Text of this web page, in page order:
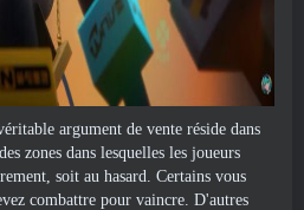
argument de vente réside dans
zones dans lesquelles les joueurs
soit au hasard. Certains vous
combattre pour vaincre. D'autres